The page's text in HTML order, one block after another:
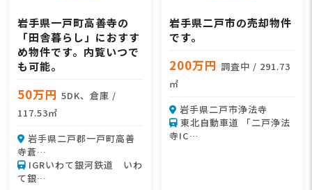
岩手県一戸町高善寺の
「田舎暮らし」におすす
め物件です。内覧いつで
も可能。
50万円 5DK、倉庫 /
117.53㎡
岩手県二戸郡一戸町高善
寺蒼…
IGRいわて銀河鉄道 いわ
て銀…
岩手県二戸市の売却物件
です。
200万円 調査中 / 291.73
㎡
岩手県二戸市浄法寺
東北自動車道 「二戸浄法
寺IC…